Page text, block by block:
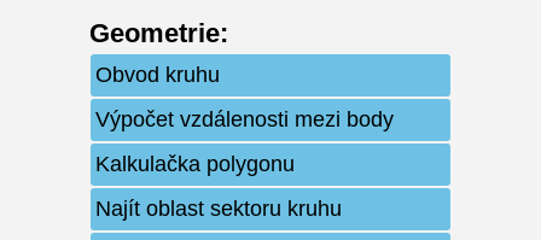
Geometrie:
Obvod kruhu
Výpočet vzdálenosti mezi body
Kalkulačka polygonu
Najít oblast sektoru kruhu